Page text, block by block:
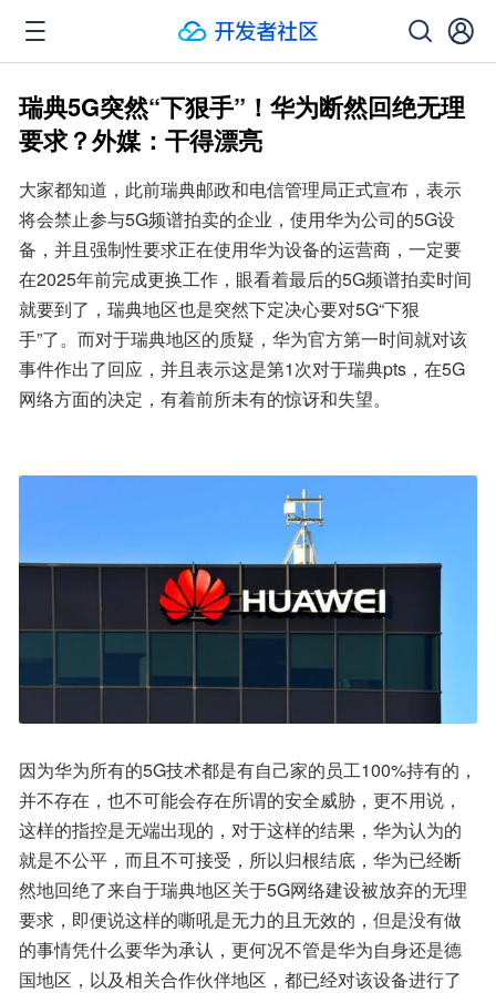
瑞典5G突然“下狠手”！华为断然回绝无理
要求？外媒：干得漂亮
大家都知道，此前瑞典邮政和电信管理局正式宣布，表示
将会禁止参与5G频谱拍卖的企业，使用华为公司的5G设
备，并且强制性要求正在使用华为设备的运营商，一定要
在2025年前完成更换工作，眼看着最后的5G频谱拍卖时间
就要到了，瑞典地区也是突然下定决心要对5G“下狠
手”了。而对于瑞典地区的质疑，华为官方第一时间就对该
事件作出了回应，并且表示这是第1次对于瑞典pts，在5G
网络方面的决定，有着前所未有的惊讶和失望。
因为华为所有的5G技术都是有自己家的员工100%持有的，
并不存在，也不可能会存在所谓的安全威胁，更不用说，
这样的指控是无端出现的，对于这样的结果，华为认为的
就是不公平，而且不可接受，所以归根结底，华为已经断
然地回绝了来自于瑞典地区关于5G网络建设被放弃的无理
要求，即便说这样的嘶吼是无力的且无效的，但是没有做
的事情凭什么要华为承认，更何况不管是华为自身还是德
国地区，以及相关合作伙伴地区，都已经对该设备进行了